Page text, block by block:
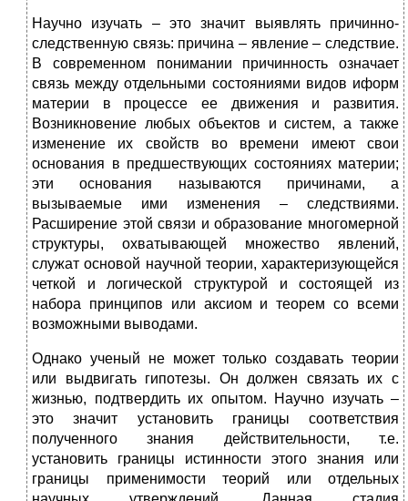
Научно изучать – это значит выявлять причинно-
следственную связь: причина – явление – следствие.
В современном понимании причинность означает
связь между отдельными состояниями видов иформ
материи в процессе ее движения и развития.
Возникновение любых объектов и систем, а также
изменение их свойств во времени имеют свои
основания в предшествующих состояниях материи;
эти основания называются причинами, а
вызываемые ими изменения – следствиями.
Расширение этой связи и образование многомерной
структуры, охватывающей множество явлений,
служат основой научной теории, характеризующейся
четкой и логической структурой и состоящей из
набора принципов или аксиом и теорем со всеми
возможными выводами.
Однако ученый не может только создавать теории
или выдвигать гипотезы. Он должен связать их с
жизнью, подтвердить их опытом. Научно изучать –
это значит установить границы соответствия
полученного знания действительности, т.е.
установить границы истинности этого знания или
границы применимости теорий или отдельных